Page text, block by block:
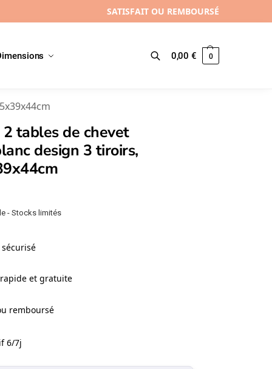
SATISFAIT OU REMBOURSÉ
Recherche 0,00€ 0
tables de chevet
design 3 tiroirs,
- Stocks limités
et gratuite
remboursé
6/7j